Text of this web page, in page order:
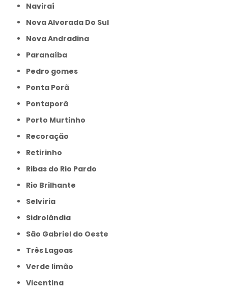
Naviraí
Nova Alvorada Do Sul
Nova Andradina
Paranaíba
Pedro gomes
Ponta Porã
Pontaporâ
Porto Murtinho
Recoração
Retirinho
Ribas do Rio Pardo
Rio Brilhante
Selvíria
Sidrolândia
São Gabriel do Oeste
Três Lagoas
Verde limão
Vicentina